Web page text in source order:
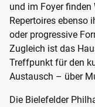
und im Foyer finden
Repertoires ebenso
oder progressive
Zugleich ist das
Treffpunkt für den
Austausch – über
Die Bielefelder